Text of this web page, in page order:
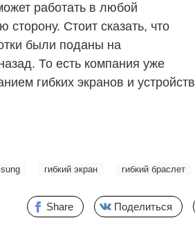
работать в любой
сторону. Стоит сказать, что
были поданы на
То есть компания уже
гибких экранов и устройств
гибкий экран гибкий браслет
Share Поделиться